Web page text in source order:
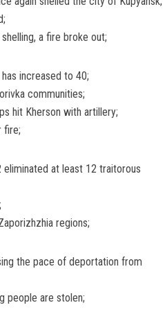
a fire broke out;
increased to 40;
communities;
hit Kherson with artillery;
fire;
eliminated at least 12 traitorous
regions;
the pace of deportation from
people are stolen;